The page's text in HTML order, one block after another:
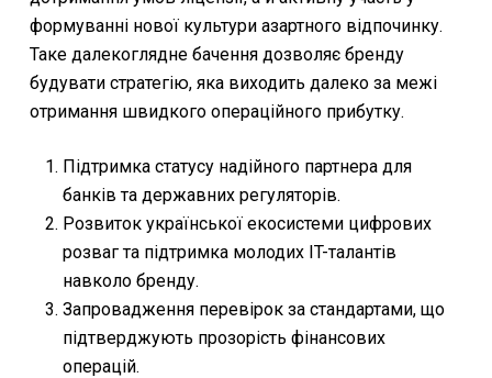
формуванні нової культури азартного відпочинку.
Таке далекоглядне бачення дозволяє бренду
будувати стратегію, яка виходить далеко за межі
отримання швидкого операційного прибутку.
Підтримка статусу надійного партнера для
банків та державних регуляторів.
Розвиток української екосистеми цифрових
розваг та підтримка молодих IT-талантів
навколо бренду.
Запровадження перевірок за стандартами, що
підтверджують прозорість фінансових
операцій.